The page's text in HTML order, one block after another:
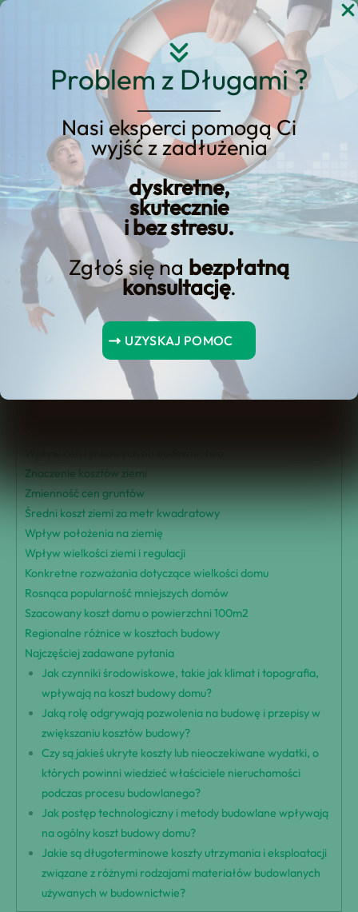
Problem z Długami ?
Nasi eksperci pomogą Ci
wyjść z zadłużenia
dyskretne,
skutecznie
i bez stresu.
Zgłoś się na bezpłatną
konsultację.
UZYSKAJ POMOC
Przejdź
Koszt budowy domu – Ile
kosztuje budowa domu?
Spis Treści
Podsumowanie kluczowych punktów
Trendy na rynku nieruchomości i koszty budowy
Czynniki wpływające na koszty budowy
Znaczenie kosztów ziemi
Zmienność cen gruntów
Średni koszt ziemi za metr kwadratowy
Wpływ położenia na ziemię
Wpływ wielkości ziemi i regulacji
Konkretne rozważania dotyczące wielkości domu
Rosnąca popularność mniejszych domów
Szacowany koszt domu o powierzchni 100m2
Regionalne różnice w kosztach budowy
Najczęściej zadawane pytania
Jak czynniki środowiskowe, takie jak klimat i topografia,
wpływają na koszt budowy domu?
Jaką rolę odgrywają pozwolenia na budowę i przepisy w
zwiększaniu kosztów budowy?
Czy są jakieś ukryte koszty lub nieoczekiwane wydatki, o
których powinni wiedzieć właściciele nieruchomości
podczas procesu budowlanego?
Jak postęp technologiczny i metody budowlane wpływają
na ogólny koszt budowy domu?
Jakie są długoterminowe koszty utrzymania i eksploatacji
związane z różnymi rodzajami materiałów budowlanych
używanych w budownictwie?